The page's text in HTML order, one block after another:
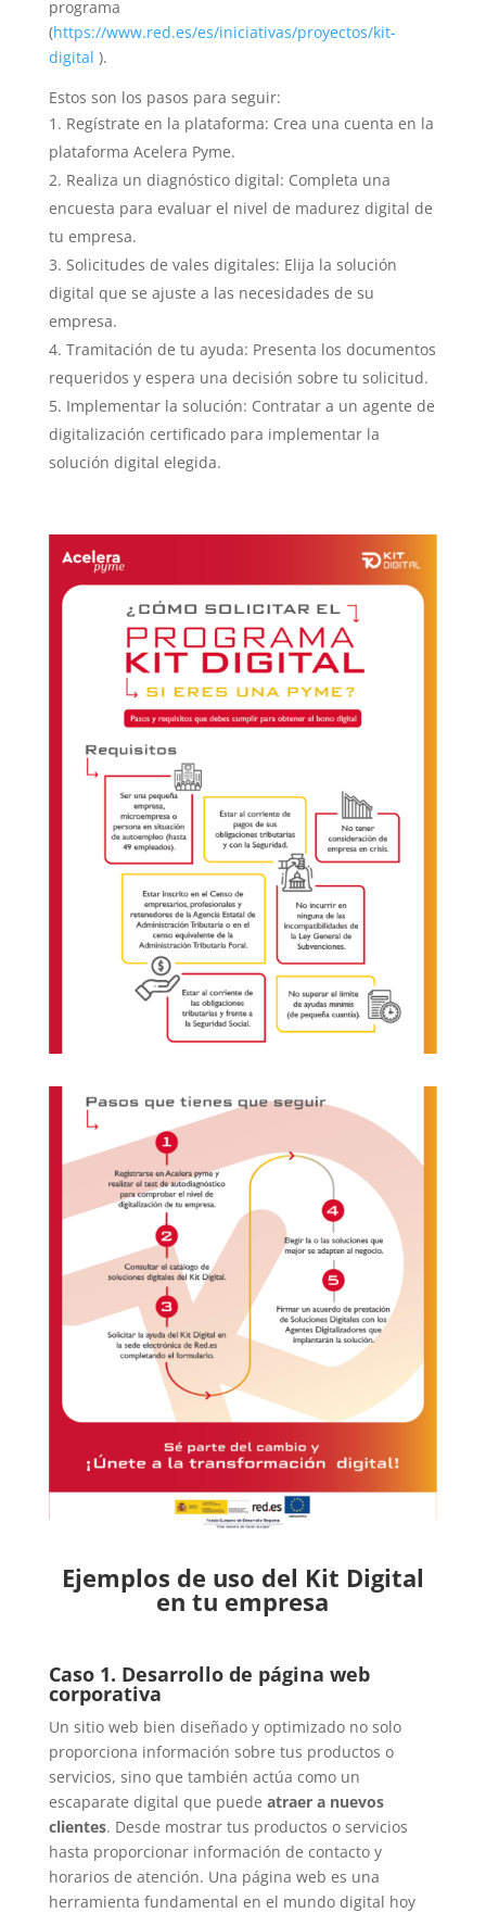
programa
(https://www.red.es/es/iniciativas/proyectos/kit-
digital ).
Estos son los pasos para seguir:
Regístrate en la plataforma: Crea una cuenta en la
plataforma Acelera Pyme.
Realiza un diagnóstico digital: Completa una
encuesta para evaluar el nivel de madurez digital de
tu empresa.
Solicitudes de vales digitales: Elija la solución
digital que se ajuste a las necesidades de su
empresa.
Tramitación de tu ayuda: Presenta los documentos
requeridos y espera una decisión sobre tu solicitud.
Implementar la solución: Contratar a un agente de
digitalización certificado para implementar la
solución digital elegida.
Ejemplos de uso del Kit Digital
en tu empresa
Caso 1. Desarrollo de página web
corporativa
Un sitio web bien diseñado y optimizado no solo
proporciona información sobre tus productos o
servicios, sino que también actúa como un
escaparate digital que puede atraer a nuevos
clientes. Desde mostrar tus productos o servicios
hasta proporcionar información de contacto y
horarios de atención. Una página web es una
herramienta fundamental en el mundo digital hoy